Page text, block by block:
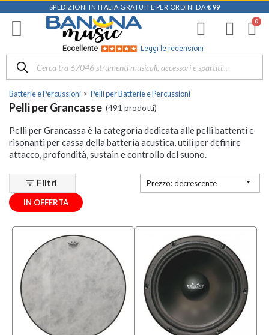
SPEDIZIONI IN ITALIA GRATUITE PER ORDINI DA € 99
Eccellente Leggi le recensioni
Batterie e Percussioni Pelli per Batterie e Percussioni
Pelli per Grancasse (491 prodotti)
Pelli per Grancassa è la categoria dedicata alle pelli battenti e
risonanti per cassa della batteria acustica, utili per definire
attacco, profondità, sustain e controllo del suono.
Filtra
i
risultati
Disponibile
in
Negozio
Music |
Vicenza
(31)
Mezzanota
| Altavilla
Vicentina
(64)
| Bassano
del Grappa
(30)
Mezzanota
| Valdagno
(11)
IN OFFERTA
filter_list Filtri Prezzo: decrescente 